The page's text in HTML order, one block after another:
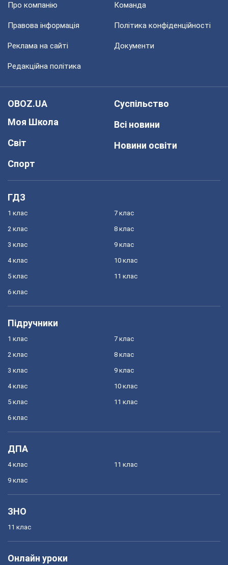
Про компанію Команда
Правова інформація Політика конфіденційності
Реклама на сайті Документи
Редакційна політика
OBOZ.UA
Моя Школа
Світ
Спорт
Суспільство
Всі новини
Новини освіти
ГДЗ
1 клас
2 клас
3 клас
4 клас
5 клас
6 клас
7 клас
8 клас
9 клас
10 клас
11 клас
Підручники
1 клас
2 клас
3 клас
4 клас
5 клас
6 клас
7 клас
8 клас
9 клас
10 клас
11 клас
ДПА
4 клас
9 клас
11 клас
ЗНО
11 клас
Онлайн уроки